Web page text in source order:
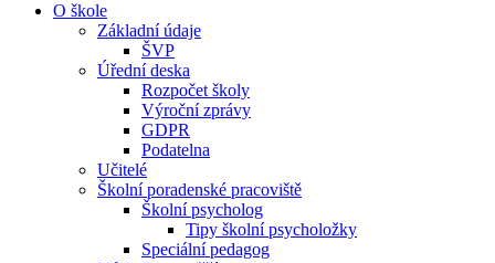
O škole
Základní údaje
ŠVP
Úřední deska
Rozpočet školy
Výroční zprávy
GDPR
Podatelna
Učitelé
Školní poradenské pracoviště
Školní psycholog
Tipy školní psycholožky
Speciální pedagog